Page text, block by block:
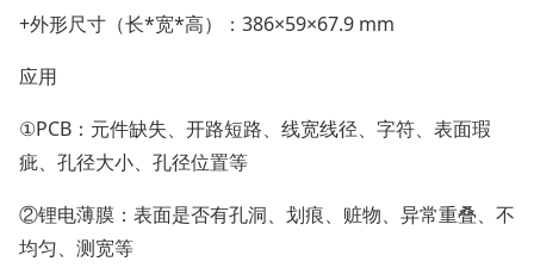
+外形尺寸（长*宽*高）：386×59×67.9 mm
应用
①PCB：元件缺失、开路短路、线宽线径、字符、表面瑕
疵、孔径大小、孔径位置等
②锂电薄膜：表面是否有孔洞、划痕、赃物、异常重叠、不
均匀、测宽等